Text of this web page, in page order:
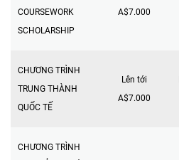
COURSEWORK
SCHOLARSHIP
A$7.000
CHƯƠNG TRÌNH
TRUNG THÀNH
QUỐC TẾ
Lên tới
A$7.000
CHƯƠNG TRÌNH